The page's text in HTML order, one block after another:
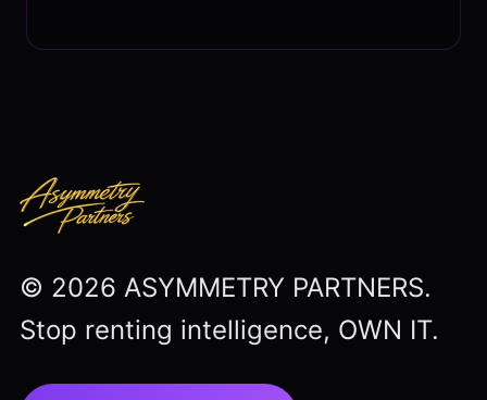
© 2026 ASYMMETRY PARTNERS.
Stop renting intelligence, OWN IT.